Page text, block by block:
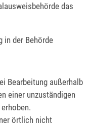
das
in der Behörde
Bearbeitung außerhalb
einer unzuständigen
örtlich nicht